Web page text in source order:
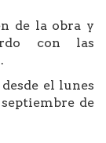
de la obra y
con las
el lunes
de